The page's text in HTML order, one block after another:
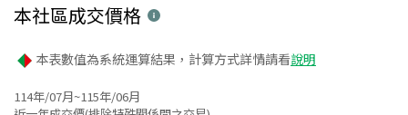
本社區成交價格
本表數值為系統運算結果，計算方式詳情請看說明
114年/07月~115年/06月